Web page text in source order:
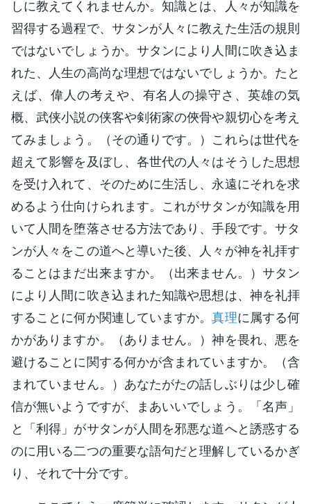
しに教えてくれませんか。知識とは、人々が知識を
習得する過程で、サタンが人々に教えた生活の規則
ではないでしょうか。サタンにより人間に吹き込ま
れた、人生の高尚な理想ではないでしょうか。たと
えば、偉人の考えや、有名人の操守さ、英雄の気
概、武侠小説の侠客や剣術家の俠骨や親切心を考え
てみましょう。（その通りです。）これらは世代を
超えて影響を及ぼし、各世代の人々はそうした思想
を受け入れて、そのために生活し、永遠にそれを求
めるよう仕向けられます。これがサタンが知識を用
いて人間を堕落させる方法であり、手段です。サタ
ンが人々をこの道へと導いた後、人々が神を礼拝す
ることはまだ出来ますか。（出来ません。）サタン
により人間に吹き込まれた知識や思想は、神を礼拝
することに何か関連していますか。真理に属する何
かがありますか。（ありません。）神を畏れ、悪を
避けることに関する何かが含まれていますか。（含
まれていません。）あなたがたの話しぶりは少し確
信が無いようですが、まあいいでしょう。「名声」
と「利得」がサタンが人間を邪悪な道へと誘惑する
のに用いる二つの重要な語句だと理解しているかぎ
り、それで十分です。